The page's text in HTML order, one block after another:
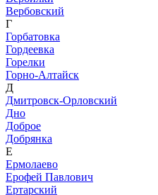
Вербовский
Г
Горбатовка
Гордеевка
Горелки
Горно-Алтайск
Д
Дмитровск-Орловский
Дно
Доброе
Добрянка
Е
Ермолаево
Ерофей Павлович
Ертарский